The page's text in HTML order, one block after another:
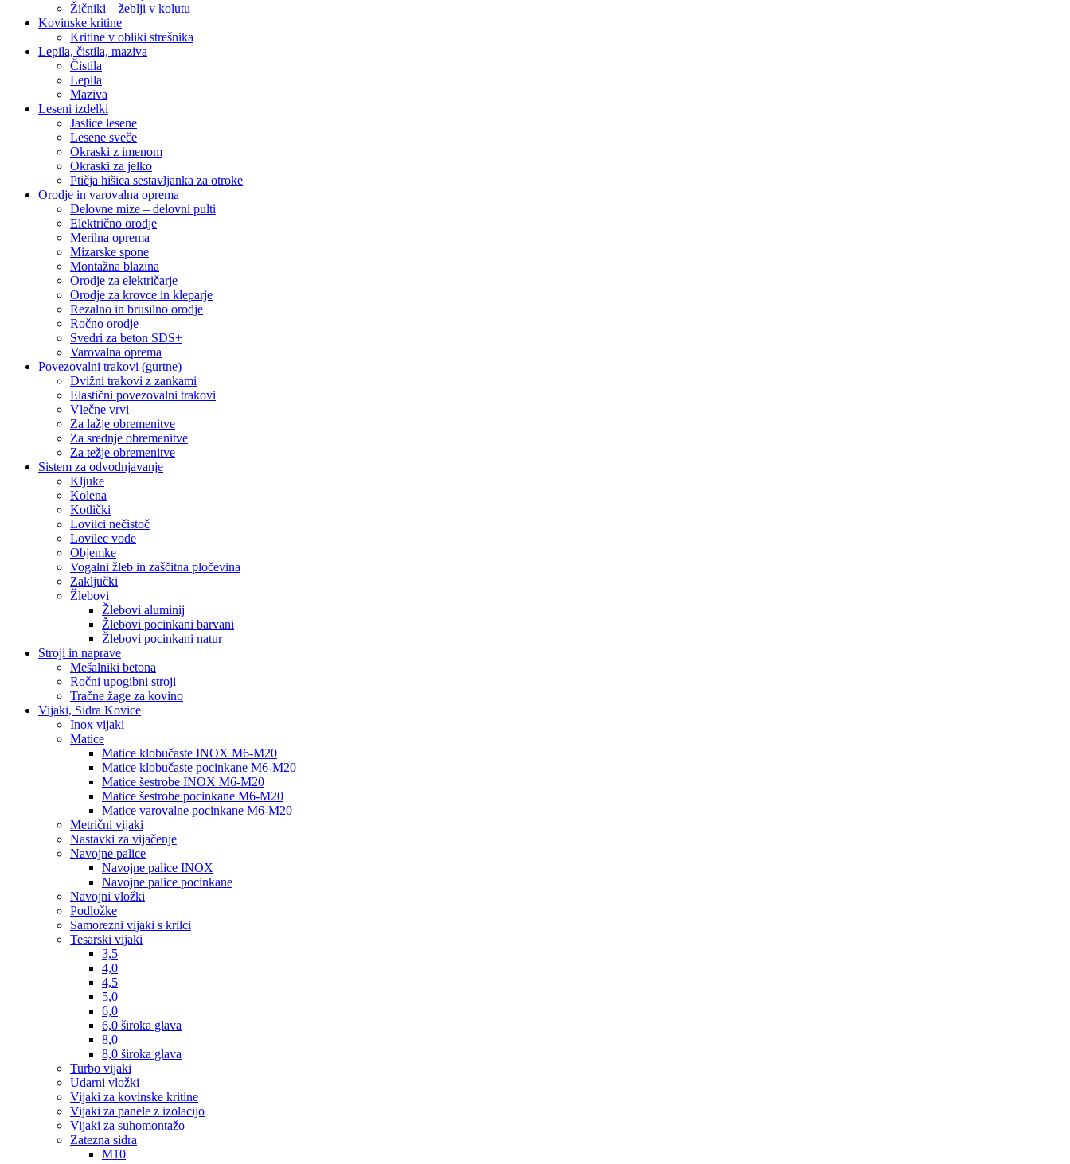
Žičniki – žeblji v kolutu
Kovinske kritine
Kritine v obliki strešnika
Lepila, čistila, maziva
Čistila
Lepila
Maziva
Leseni izdelki
Jaslice lesene
Lesene sveče
Okraski z imenom
Okraski za jelko
Ptičja hišica sestavljanka za otroke
Orodje in varovalna oprema
Delovne mize – delovni pulti
Električno orodje
Merilna oprema
Mizarske spone
Montažna blazina
Orodje za električarje
Orodje za krovce in kleparje
Rezalno in brusilno orodje
Ročno orodje
Svedri za beton SDS+
Varovalna oprema
Povezovalni trakovi (gurtne)
Dvižni trakovi z zankami
Elastični povezovalni trakovi
Vlečne vrvi
Za lažje obremenitve
Za srednje obremenitve
Za težje obremenitve
Sistem za odvodnjavanje
Kljuke
Kolena
Kotlički
Lovilci nečistoč
Lovilec vode
Objemke
Vogalni žleb in zaščitna pločevina
Zaključki
Žlebovi
Žlebovi aluminij
Žlebovi pocinkani barvani
Žlebovi pocinkani natur
Stroji in naprave
Mešalniki betona
Ročni upogibni stroji
Tračne žage za kovino
Vijaki, Sidra Kovice
Inox vijaki
Matice
Matice klobučaste INOX M6-M20
Matice klobučaste pocinkane M6-M20
Matice šestrobe INOX M6-M20
Matice šestrobe pocinkane M6-M20
Matice varovalne pocinkane M6-M20
Metrični vijaki
Nastavki za vijačenje
Navojne palice
Navojne palice INOX
Navojne palice pocinkane
Navojni vložki
Podložke
Samorezni vijaki s krilci
Tesarski vijaki
3,5
4,0
4,5
5,0
6,0
6,0 široka glava
8,0
8,0 široka glava
Turbo vijaki
Udarni vložki
Vijaki za kovinske kritine
Vijaki za panele z izolacijo
Vijaki za suhomontažo
Zatezna sidra
M10